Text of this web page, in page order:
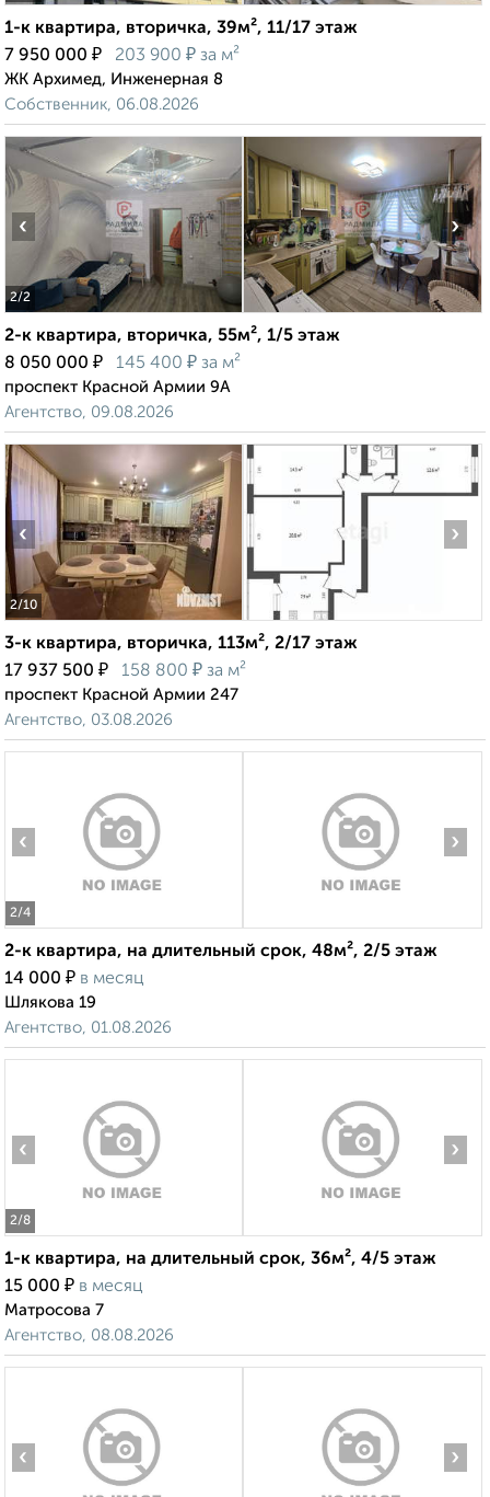
1-к квартира, вторичка, 39м², 11/17 этаж
7 950 000 ₽ 203 900 ₽ за м²
ЖК Архимед, Инженерная 8
Собственник, 06.08.2026
2/2
‹ ›
2-к квартира, вторичка, 55м², 1/5 этаж
8 050 000 ₽ 145 400 ₽ за м²
проспект Красной Армии 9А
Агентство, 09.08.2026
2/10
‹ ›
3-к квартира, вторичка, 113м², 2/17 этаж
17 937 500 ₽ 158 800 ₽ за м²
проспект Красной Армии 247
Агентство, 03.08.2026
2/4
‹ ›
2-к квартира, на длительный срок, 48м², 2/5 этаж
14 000 ₽ в месяц
Шлякова 19
Агентство, 01.08.2026
2/8
‹ ›
1-к квартира, на длительный срок, 36м², 4/5 этаж
15 000 ₽ в месяц
Матросова 7
Агентство, 08.08.2026
‹ ›